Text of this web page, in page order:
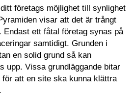
företags möjlighet till synlighet
visar att det är trångt
Endast ett fåtal företag synas på
samtidigt. Grunden i
en solid grund så kan
upp. Vissa grundläggande bitar
att en site ska kunna klättra